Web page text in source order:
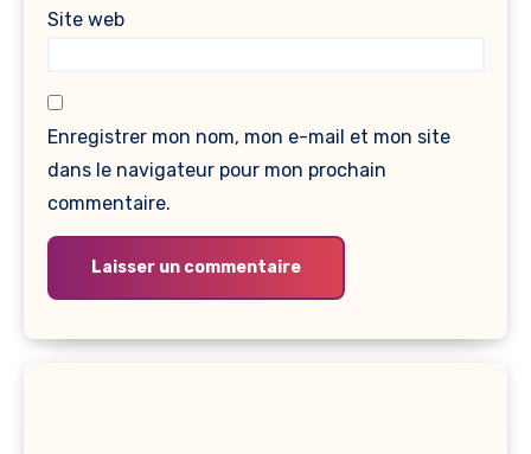
Site web
Enregistrer mon nom, mon e-mail et mon site
dans le navigateur pour mon prochain
commentaire.